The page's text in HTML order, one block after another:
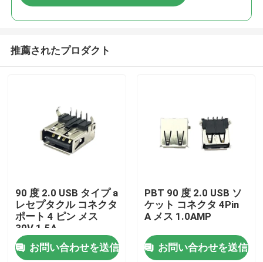
家
推薦されたプロダクト
90 度 2.0 USB タイプ a
レセプタクル コネクタ
ポート 4 ピン メス
30V 1.5A
お問い合わせを送信
PBT 90 度 2.0 USB ソ
ケット コネクタ 4Pin
A メス 1.0AMP
お問い合わせを送信